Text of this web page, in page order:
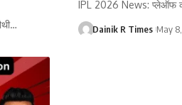
…
IPL 2026 News: प्लेऑफ की
Dainik R Times May